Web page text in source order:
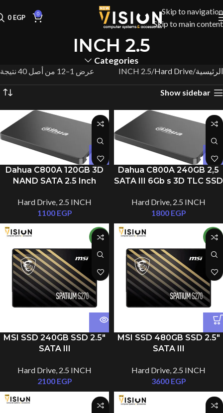
Skip to navigation
Skip to main content
0
0 EGP
2.5 INCH
Categories
الرئيسية Hard Drive
2.5 INCH عرض 1–12 من أصل 40 نتيجة
Show sidebar
Dahua C800A 240GB 2,5
SATA III 6Gb s 3D TLC SSD
Hard Drive, 2.5 INCH
1800 EGP
Dahua C800A 120GB 3D
NAND SATA 2.5 Inch
Hard Drive, 2.5 INCH
1100 EGP
NEW
MSI SSD 480GB SSD 2.5″
SATA III
SPATIUM S270 S78-
440E350-P83
Hard Drive, 2.5 INCH
3600 EGP
NEW
MSI SSD 240GB SSD 2.5″
SATA III
SPATIUM S270 S78-
440N070-P83
Hard Drive, 2.5 INCH
2100 EGP